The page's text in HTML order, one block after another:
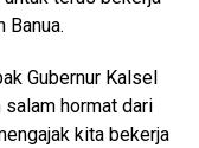
Banua.
Gubernur Kalsel
salam hormat dari
kita bekerja